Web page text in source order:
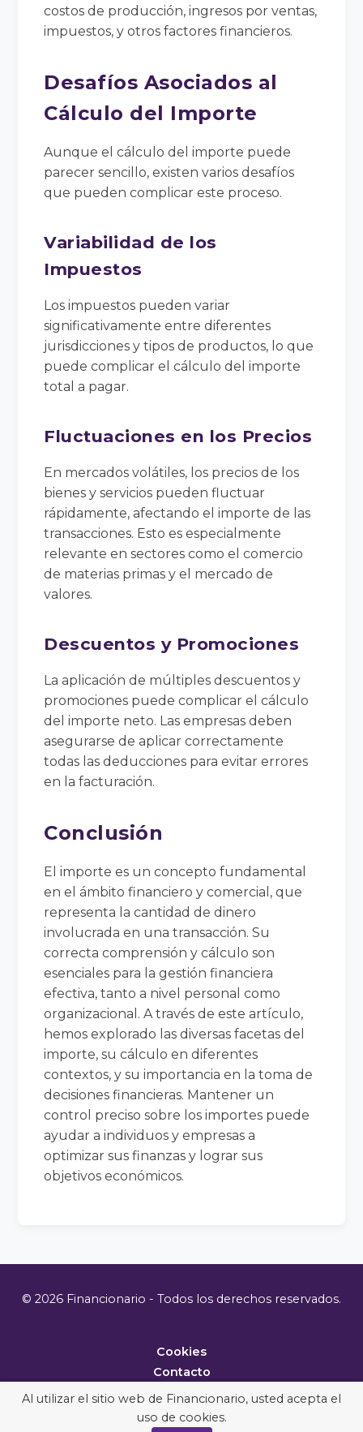
costos de producción, ingresos por ventas,
impuestos, y otros factores financieros.
Desafíos Asociados al
Cálculo del Importe
Aunque el cálculo del importe puede
parecer sencillo, existen varios desafíos
que pueden complicar este proceso.
Variabilidad de los
Impuestos
Los impuestos pueden variar
significativamente entre diferentes
jurisdicciones y tipos de productos, lo que
puede complicar el cálculo del importe
total a pagar.
Fluctuaciones en los Precios
En mercados volátiles, los precios de los
bienes y servicios pueden fluctuar
rápidamente, afectando el importe de las
transacciones. Esto es especialmente
relevante en sectores como el comercio
de materias primas y el mercado de
valores.
Descuentos y Promociones
La aplicación de múltiples descuentos y
promociones puede complicar el cálculo
del importe neto. Las empresas deben
asegurarse de aplicar correctamente
todas las deducciones para evitar errores
en la facturación.
Conclusión
El importe es un concepto fundamental
en el ámbito financiero y comercial, que
representa la cantidad de dinero
involucrada en una transacción. Su
correcta comprensión y cálculo son
esenciales para la gestión financiera
efectiva, tanto a nivel personal como
organizacional. A través de este artículo,
hemos explorado las diversas facetas del
importe, su cálculo en diferentes
contextos, y su importancia en la toma de
decisiones financieras. Mantener un
control preciso sobre los importes puede
ayudar a individuos y empresas a
optimizar sus finanzas y lograr sus
objetivos económicos.
© 2026 Financionario - Todos los derechos reservados.
Cookies
Contacto
Metodología
Al utilizar el sitio web de Financionario, usted acepta el
uso de cookies.